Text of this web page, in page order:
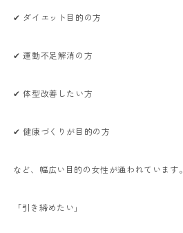
✔ ダイエット目的の方
✔ 運動不足解消の方
✔ 体型改善したい方
✔ 健康づくりが目的の方
など、幅広い目的の女性が通われています。
「引き締めたい」